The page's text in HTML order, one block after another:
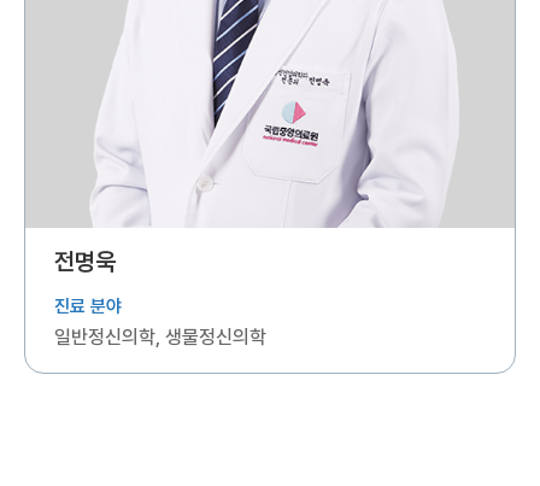
전명욱
진료 분야
일반정신의학, 생물정신의학